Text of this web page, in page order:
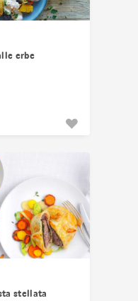
erbe
stellata